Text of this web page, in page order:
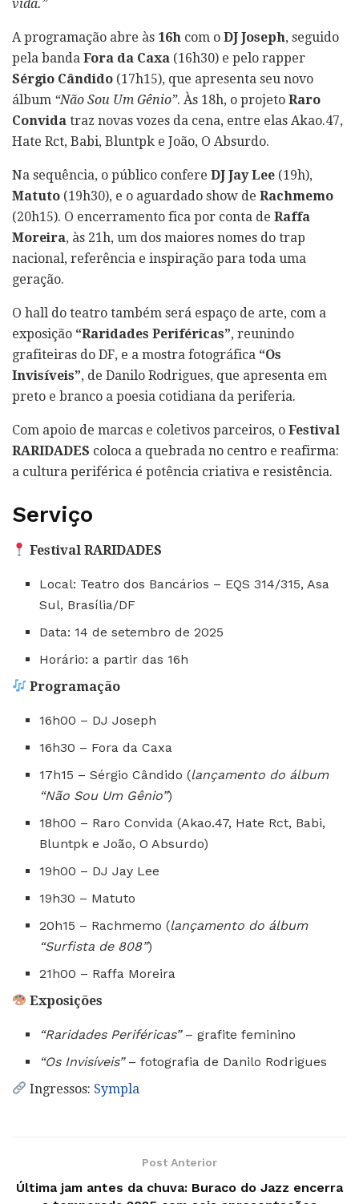
vida.”
A programação abre às 16h com o DJ Joseph, seguido
pela banda Fora da Caxa (16h30) e pelo rapper
Sérgio Cândido (17h15), que apresenta seu novo
álbum “Não Sou Um Gênio”. Às 18h, o projeto Raro
Convida traz novas vozes da cena, entre elas Akao.47,
Hate Rct, Babi, Bluntpk e João, O Absurdo.
Na sequência, o público confere DJ Jay Lee (19h),
Matuto (19h30), e o aguardado show de Rachmemo
(20h15). O encerramento fica por conta de Raffa
Moreira, às 21h, um dos maiores nomes do trap
nacional, referência e inspiração para toda uma
geração.
O hall do teatro também será espaço de arte, com a
exposição “Raridades Periféricas”, reunindo
grafiteiras do DF, e a mostra fotográfica “Os
Invisíveis”, de Danilo Rodrigues, que apresenta em
preto e branco a poesia cotidiana da periferia.
Com apoio de marcas e coletivos parceiros, o Festival
RARIDADES coloca a quebrada no centro e reafirma:
a cultura periférica é potência criativa e resistência.
Serviço
Festival RARIDADES
Local: Teatro dos Bancários – EQS 314/315, Asa
Sul, Brasília/DF
Data: 14 de setembro de 2025
Horário: a partir das 16h
Programação
16h00 – DJ Joseph
16h30 – Fora da Caxa
17h15 – Sérgio Cândido (lançamento do álbum
“Não Sou Um Gênio”)
18h00 – Raro Convida (Akao.47, Hate Rct, Babi,
Bluntpk e João, O Absurdo)
19h00 – DJ Jay Lee
19h30 – Matuto
20h15 – Rachmemo (lançamento do álbum
“Surfista de 808”)
21h00 – Raffa Moreira
Exposições
“Raridades Periféricas”– grafite feminino
“Os Invisíveis”– fotografia de Danilo Rodrigues
Ingressos: Sympla
Post Anterior
Última jam antes da chuva: Buraco do Jazz encerra